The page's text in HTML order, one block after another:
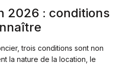
2026 : conditions
trois conditions sont non
la nature de la location, le